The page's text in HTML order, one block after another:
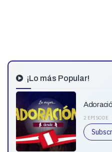
¡Lo más Popular!
2 EPISODE